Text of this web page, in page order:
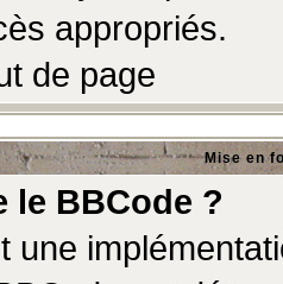
appropriés.
de page
Mise en
le BBCode ?
une